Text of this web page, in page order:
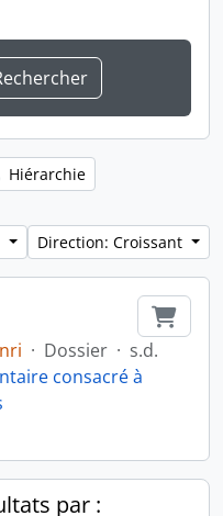
Hiérarchie
Direction: Croissant
· Dossier · s.d.
consacré à
par :